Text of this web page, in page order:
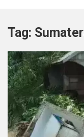
Kapolda
Satpol PP
Polisi Bongkar
Puluhan Gram
Kurir Ganja
di Pasaman Barat
Tag: